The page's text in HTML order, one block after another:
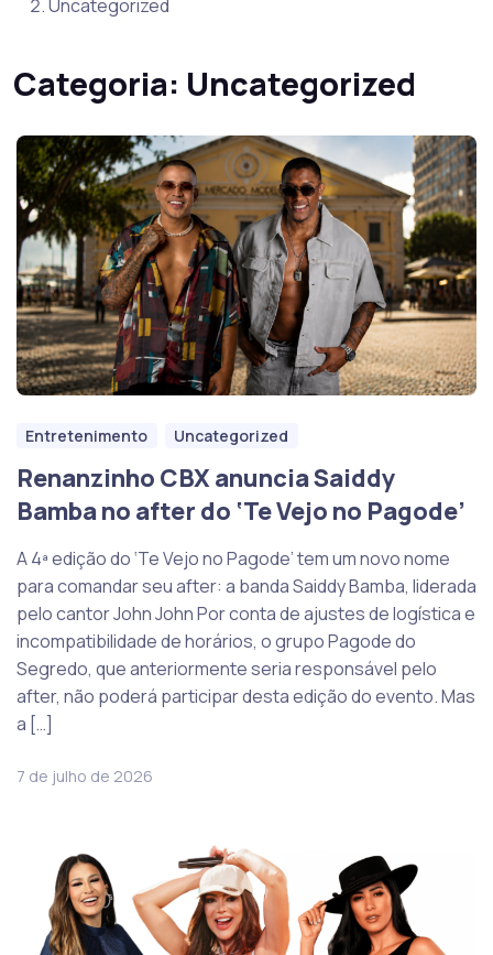
Uncategorized
Categoria: Uncategorized
Entretenimento Uncategorized
Renanzinho CBX anuncia Saiddy
Bamba no after do ‘Te Vejo no Pagode’
A 4ª edição do ‘Te Vejo no Pagode’ tem um novo nome
para comandar seu after: a banda Saiddy Bamba, liderada
pelo cantor John John Por conta de ajustes de logística e
incompatibilidade de horários, o grupo Pagode do
Segredo, que anteriormente seria responsável pelo
after, não poderá participar desta edição do evento. Mas
a […]
7 de julho de 2026